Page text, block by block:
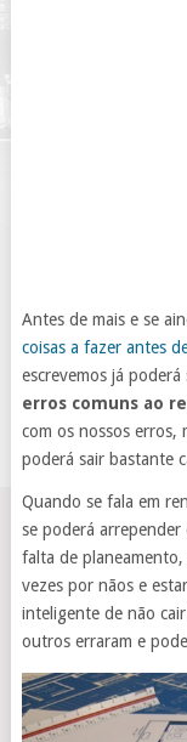
Antes de mais e se
coisas a fazer antes
escrevemos já
erros comuns ao
com os nossos erros,
poderá sair bastante
Quando se fala em
se poderá
falta de
vezes por nãos e
inteligente de não
outros erraram e